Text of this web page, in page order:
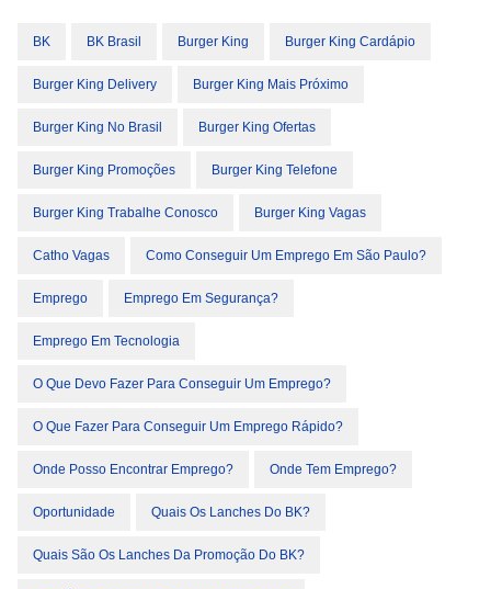
BK BK Brasil Burger King Burger King Cardápio
Burger King Delivery Burger King Mais Próximo
Burger King No Brasil Burger King Ofertas
Burger King Promoções Burger King Telefone
Burger King Trabalhe Conosco Burger King Vagas
Catho Vagas Como Conseguir Um Emprego Em São Paulo?
Emprego Emprego Em Segurança?
Emprego Em Tecnologia
O Que Devo Fazer Para Conseguir Um Emprego?
O Que Fazer Para Conseguir Um Emprego Rápido?
Onde Posso Encontrar Emprego? Onde Tem Emprego?
Oportunidade Quais Os Lanches Do BK?
Quais São Os Lanches Da Promoção Do BK?